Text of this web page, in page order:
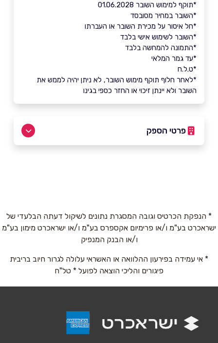
*תוקף למימוש השובר 01.06.2028
*השובר במחיר מסובסד
*חל איסור על מכירת השובר או העברתו
*השובר לשימוש אישי בלבד
*התמונה להמחשה בלבד
*עד גמר המלאי
*ט.ל.ח
*לאחר חלוף תוקף מימוש השובר, לא ניתן יהיה לממש את
השובר ולא יינתן זיכוי או החזר כספי בגינו
פרטי הספק
טלפון*
הודעה *
* הנפקת הכרטיס וגובה המסגרת נתונים לשיקול דעתה הבלעדי של
ישראכרט בע"מ ו/או פרימיום אקספרס בע"מ ו/או ישראכרט מימון בע"מ
ו/או הבנק המנפיק
* אי עמידה בפירעון ההלוואה או האשראי עלולה לגרור חיוב בריבית
פיגורים והליכי הוצאה לפועל * טל"ח